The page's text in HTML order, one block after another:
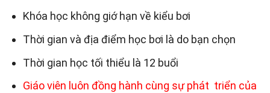
Khóa học không giớ hạn về kiểu bơi
Thời gian và địa điểm học bơi là do bạn chọn
Thời gian học tối thiểu là 12 buổi
Giáo viên luôn đồng hành cùng sự phát triển của